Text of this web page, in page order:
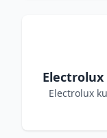
Electrolux